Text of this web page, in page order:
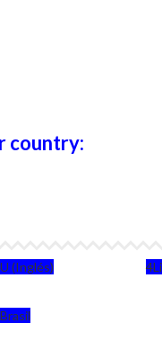
country:
(Inglés)